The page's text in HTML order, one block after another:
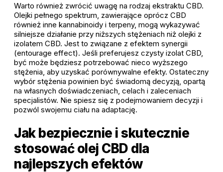
Warto również zwrócić uwagę na rodzaj ekstraktu CBD.
Olejki pełnego spektrum, zawierające oprócz CBD
również inne kannabinoidy i terpeny, mogą wykazywać
silniejsze działanie przy niższych stężeniach niż olejki z
izolatem CBD. Jest to związane z efektem synergii
(entourage effect). Jeśli preferujesz czysty izolat CBD,
być może będziesz potrzebować nieco wyższego
stężenia, aby uzyskać porównywalne efekty. Ostateczny
wybór stężenia powinien być świadomą decyzją, opartą
na własnych doświadczeniach, celach i zaleceniach
specjalistów. Nie spiesz się z podejmowaniem decyzji i
pozwól swojemu ciału na adaptację.
Jak bezpiecznie i skutecznie
stosować olej CBD dla
najlepszych efektów